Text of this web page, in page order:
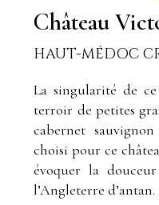
Château
HAUT-MÉDOC
La singularité de
terroir de petites
cabernet
choisi pour ce
évoquer la
l’Angleterre d’antan.